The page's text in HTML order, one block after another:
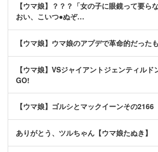
【ウマ娘】？？？「女の子に眼鏡って要
おい、こいつ●ぬぞ…
【ウマ娘】ウマ娘のアプデで革命的だった
【ウマ娘】VSジャイアントジェンティ
GO!
【ウマ娘】ゴルシとマックイーンその2166
ありがとう、ツルちゃん【ウマ娘たぬき】